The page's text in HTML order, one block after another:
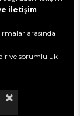
iletişim
arasında
ve sorumluluk